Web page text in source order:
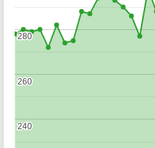
240
240
260
260
280
280